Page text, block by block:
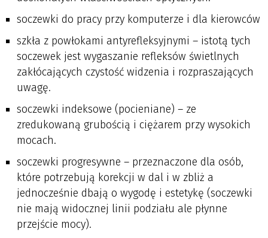
soczewki do pracy przy komputerze i dla kierowców
szkła z powłokami antyrefleksyjnymi – istotą tych
soczewek jest wygaszanie refleksów świetlnych
zakłócających czystość widzenia i rozpraszających
uwagę.
soczewki indeksowe (pocieniane) – ze
zredukowaną grubością i ciężarem przy wysokich
mocach.
soczewki progresywne – przeznaczone dla osób,
które potrzebują korekcji w dal i w zbliż a
jednocześnie dbają o wygodę i estetykę (soczewki
nie mają widocznej linii podziału ale płynne
przejście mocy).